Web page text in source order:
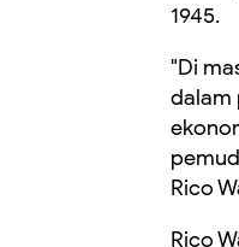
1945.
"Di
dalam
Rico
Rico